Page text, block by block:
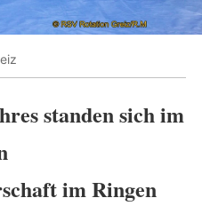
standen sich im
im Ringen